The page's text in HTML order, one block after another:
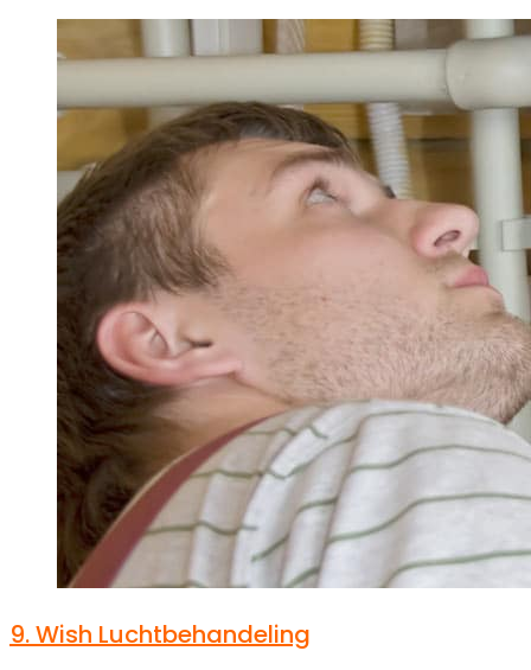
9.Wish Luchtbehandeling